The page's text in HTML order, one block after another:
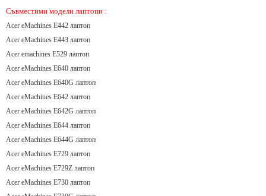
Съвместими модели лаптопи :
Acer eMachines E442 лаптоп
Acer eMachines E443 лаптоп
Acer emachines E529 лаптоп
Acer eMachines E640 лаптоп
Acer eMachines E640G лаптоп
Acer eMachines E642 лаптоп
Acer eMachines E642G лаптоп
Acer eMachines E644 лаптоп
Acer eMachines E644G лаптоп
Acer eMachines E729 лаптоп
Acer eMachines E729Z лаптоп
Acer eMachines E730 лаптоп